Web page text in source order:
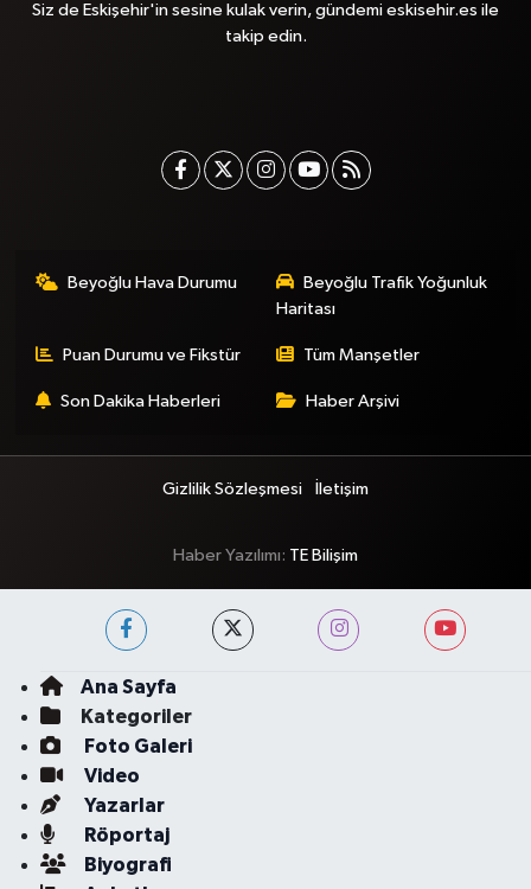
Siz de Eskişehir'in sesine kulak verin, gündemi eskisehir.es ile
takip edin.
Beyoğlu Hava Durumu
Beyoğlu Trafik Yoğunluk
Haritası
Puan Durumu ve Fikstür Tüm Manşetler
Son Dakika Haberleri Haber Arşivi
Gizlilik Sözleşmesi İletişim
Haber Yazılımı: TE Bilişim
Ana Sayfa
Kategoriler
Foto Galeri
Video
Yazarlar
Röportaj
Biyografi